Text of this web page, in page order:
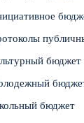
бюджет
бюджет